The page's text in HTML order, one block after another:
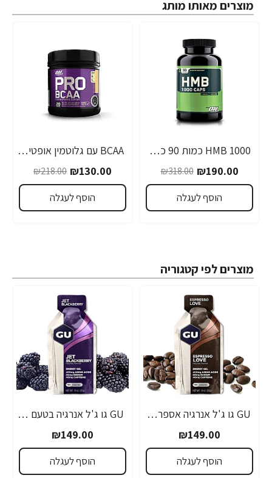
מוצרים מאותו מותג
-40%
1000 HMB כמות 90 כמוסות מבית Optimum Nutrition
₪190.00
₪318.00
הוסף לעגלה
-40%
BCAA עם גלוטמין אופטימום פרו סירייס טעם אפרסק מנגו 390 גרם - מבית Optimum Nutrition
₪130.00
₪218.00
הוסף לעגלה
מוצרים לפי קטגוריה
GU גו ג'ל אנרגיה אספרסו 32 גרם - 24 יחידות
₪149.00
הוסף לעגלה
GU גו ג'ל אנרגיה בטעם פטל שחור 32 גרם - 24 יחידות
₪149.00
הוסף לעגלה